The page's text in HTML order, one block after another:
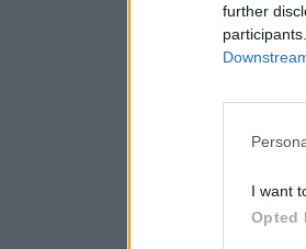
further
I want
Opted